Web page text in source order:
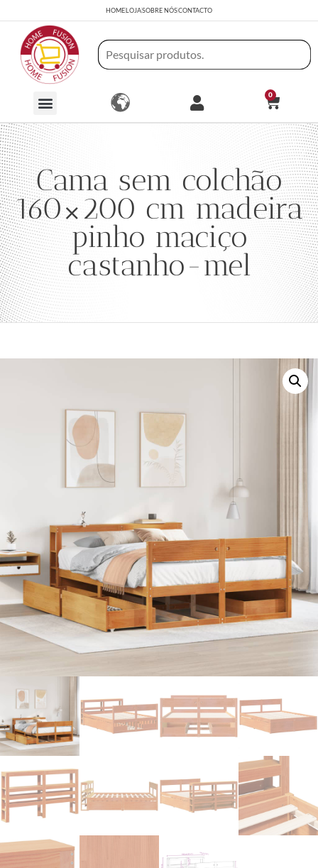
HOMELOJASOBRE NÓSCONTACTO
0
Cama sem colchão
160×200 cm madeira
pinho maciço
castanho-mel